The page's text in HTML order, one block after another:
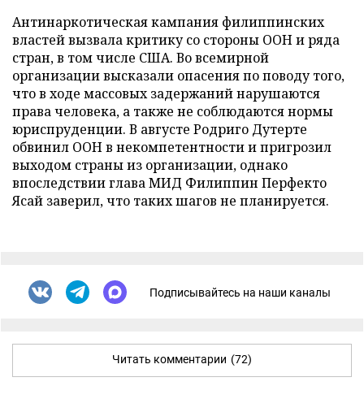
Антинаркотическая кампания филиппинских
властей вызвала критику со стороны ООН и ряда
стран, в том числе США. Во всемирной
организации высказали опасения по поводу того,
что в ходе массовых задержаний нарушаются
права человека, а также не соблюдаются нормы
юриспруденции. В августе Родриго Дутерте
обвинил ООН в некомпетентности и пригрозил
выходом страны из организации, однако
впоследствии глава МИД Филиппин Перфекто
Ясай заверил, что таких шагов не планируется.
Подписывайтесь на наши каналы
Читать комментарии (72)